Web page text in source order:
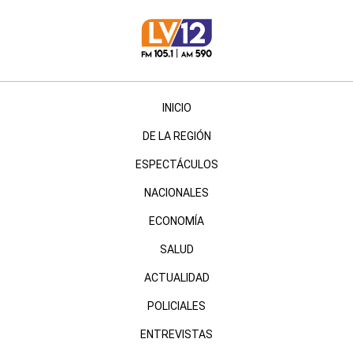
INICIO
DE LA REGIÓN
ESPECTÁCULOS
NACIONALES
ECONOMÍA
SALUD
ACTUALIDAD
POLICIALES
ENTREVISTAS